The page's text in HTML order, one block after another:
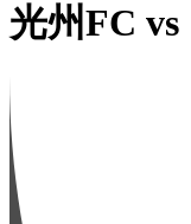
光州FC vs